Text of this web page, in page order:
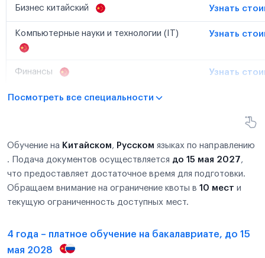
Бизнес китайский Узнать
Компьютерные науки и технологии (IT) Узнать
Финансы Узнать
Посмотреть все специальности
Обучение на Китайском, Русском языках по направлению
. Подача документов осуществляется до 15 мая 2027,
что предоставляет достаточное время для подготовки.
Обращаем внимание на ограничение квоты в 10 мест и
текущую ограниченность доступных мест.
4 года – платное обучение на бакалавриате, до 15
мая 2028